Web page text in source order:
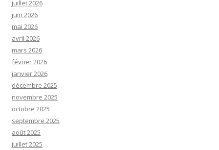
juillet 2026
juin 2026
mai 2026
avril 2026
mars 2026
février 2026
janvier 2026
décembre 2025
novembre 2025
octobre 2025
septembre 2025
août 2025
juillet 2025